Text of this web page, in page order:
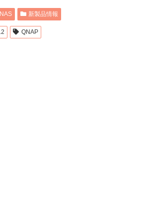
新製品情報
QNAP